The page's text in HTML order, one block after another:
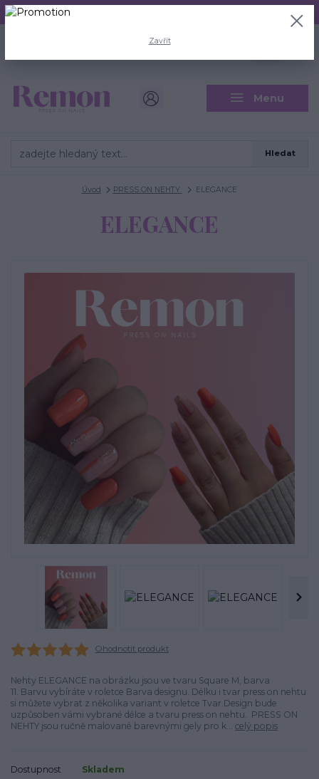
Aktuální doba odeslání je 3 - 5 pracovních dní.
Menu
CZK
Hledat
Úvod PRESS ON NEHTY ELEGANCE
ELEGANCE
Ohodnotit produkt
Nehty ELEGANCE na obrázku jsou ve tvaru Square M, barva
11. Barvu vybíráte v roletce Barva designu. Délku i tvar press on nehtu
si můžete vybrat z několika variant v roletce Tvar.Design bude
uzpůsoben vámi vybrané délce a tvaru press on nehtu. PRESS ON
NEHTY jsou ručně malované barevnými gely pro k... celý popis
Dostupnost
Skladem
Zavřít